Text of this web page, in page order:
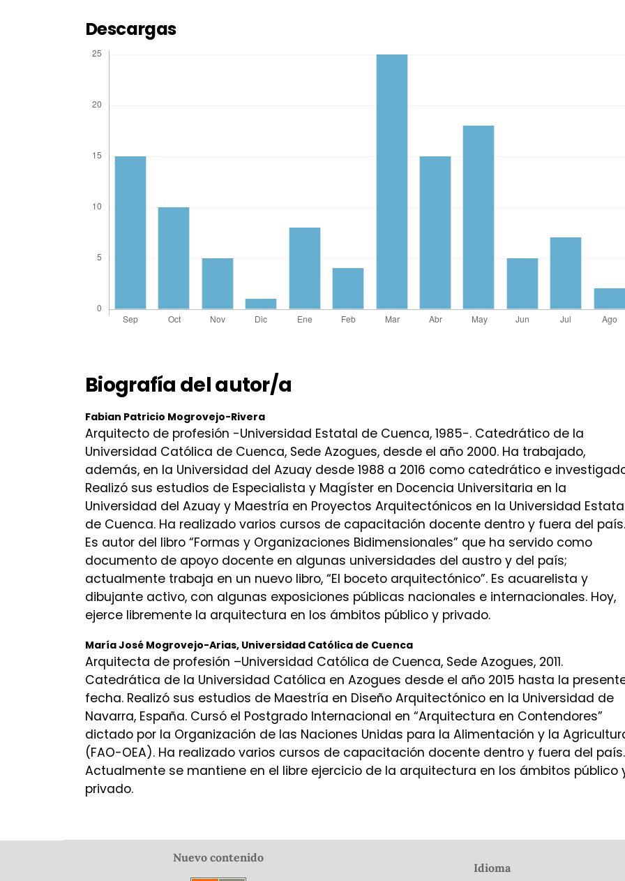
Descargas
Biografía del autor/a
Fabian Patricio Mogrovejo-Rivera
Arquitecto de profesión -Universidad Estatal de Cuenca, 1985-. Catedrático de la
Universidad Católica de Cuenca, Sede Azogues, desde el año 2000. Ha trabajado,
además, en la Universidad del Azuay desde 1988 a 2016 como catedrático e
Realizó sus estudios de Especialista y Magíster en Docencia Universitaria en la
Universidad del Azuay y Maestría en Proyectos Arquitectónicos en la Universidad
de Cuenca. Ha realizado varios cursos de capacitación docente dentro y fuera del país.
Es autor del libro “Formas y Organizaciones Bidimensionales” que ha servido como
documento de apoyo docente en algunas universidades del austro y del país;
actualmente trabaja en un nuevo libro, “El boceto arquitectónico”. Es acuarelista y
dibujante activo, con algunas exposiciones públicas nacionales e internacionales. Hoy,
ejerce libremente la arquitectura en los ámbitos público y privado.
María José Mogrovejo-Arias, Universidad Católica de Cuenca
Arquitecta de profesión –Universidad Católica de Cuenca, Sede Azogues, 2011.
Catedrática de la Universidad Católica en Azogues desde el año 2015 hasta la
fecha. Realizó sus estudios de Maestría en Diseño Arquitectónico en la Universidad de
Navarra, España. Cursó el Postgrado Internacional en “Arquitectura en Contendores”
dictado por la Organización de las Naciones Unidas para la Alimentación y la
(FAO-OEA). Ha realizado varios cursos de capacitación docente dentro y fuera del país.
Actualmente se mantiene en el libre ejercicio de la arquitectura en los ámbitos público
privado.
Nuevo contenido
Idioma